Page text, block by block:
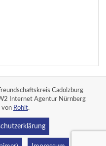
Cadolzburg
Internet Agentur Nürnberg
von Rohit.